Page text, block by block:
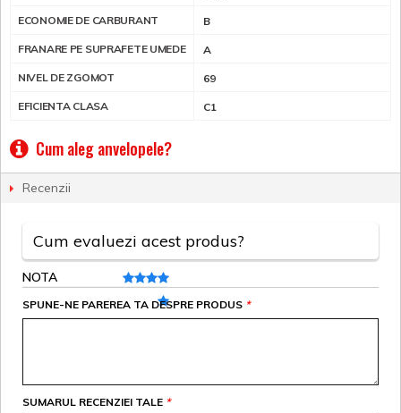
ECONOMIE DE CARBURANT B
FRANARE PE SUPRAFETE UMEDE A
NIVEL DE ZGOMOT 69
EFICIENTA CLASA C1
Cum aleg anvelopele?
Recenzii
Cum evaluezi acest produs?
NOTA
*
SPUNE-NE PAREREA TA DESPRE PRODUS
*
SUMARUL RECENZIEI TALE